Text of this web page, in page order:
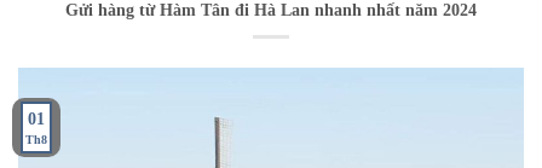
Gửi hàng từ Hàm Tân đi Hà Lan nhanh nhất năm 2024
01
Th8